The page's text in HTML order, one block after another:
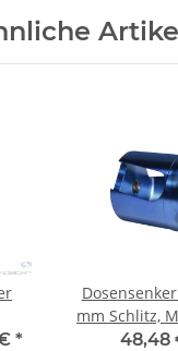
*
mm Schlitz,
KS 1
48,48